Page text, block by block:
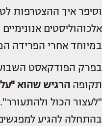
וסיפר איך ההצטרפות
במיוחד אחרי הפרידה
בפרק הפודקאסט
תקופה הרגיש שהוא "על
"לעצור הכול
בהתחלה להגיע